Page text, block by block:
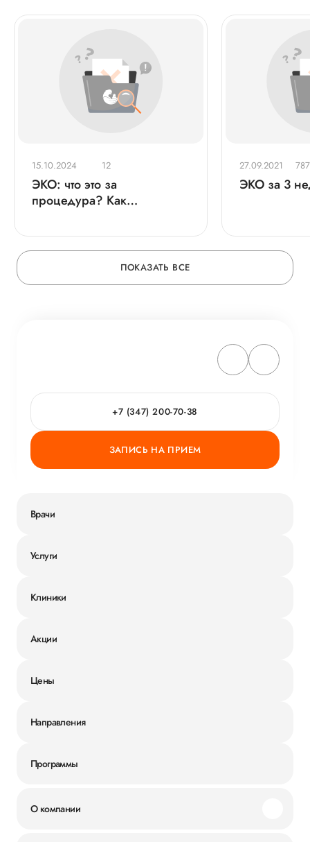
15.10.2024 12
ЭКО: что это за
процедура? Как
ЭКО?
27.09.2021
ЭКО за 3
ПОКАЗАТЬ ВСЕ
+7 (347) 200-70-38
ЗАПИСЬ НА ПРИЕМ
Врачи
Услуги
Клиники
Акции
Цены
Направления
Программы
О компании